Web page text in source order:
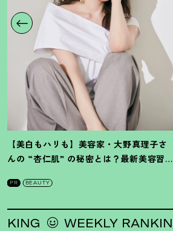
【美白もハリも】美容家・大野真理子さ
んの “杏仁肌” の秘密とは ？ 最新美容習慣
PR BEAUTY
WEEKLY RANKING